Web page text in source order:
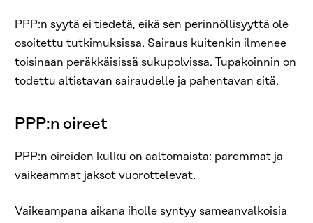
PPP:n syytä ei tiedetä, eikä sen perinnöllisyyttä ole
osoitettu tutkimuksissa. Sairaus kuitenkin ilmenee
toisinaan peräkkäisissä sukupolvissa. Tupakoinnin on
todettu altistavan sairaudelle ja pahentavan sitä.
PPP:n oireet
PPP:n oireiden kulku on aaltomaista: paremmat ja
vaikeammat jaksot vuorottelevat.
Vaikeampana aikana iholle syntyy sameanvalkoisia